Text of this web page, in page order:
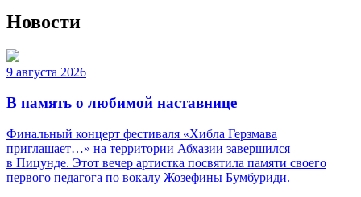
Новости
9 августа 2026
В память о любимой наставнице
Финальный концерт фестиваля «Хибла Герзмава
приглашает…» на территории Абхазии завершился
в Пицунде. Этот вечер артистка посвятила памяти своего
первого педагога по вокалу Жозефины Бумбуриди.